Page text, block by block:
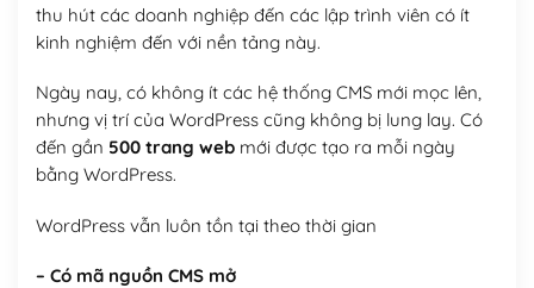
thu hút các doanh nghiệp đến các lập trình viên có ít
kinh nghiệm đến với nền tảng này.
Ngày nay, có không ít các hệ thống CMS mới mọc lên,
nhưng vị trí của WordPress cũng không bị lung lay. Có
đến gần 500 trang webmới được tạo ra mỗi ngày
bằng WordPress.
WordPress vẫn luôn tồn tại theo thời gian
– Có mã nguồn CMS mở